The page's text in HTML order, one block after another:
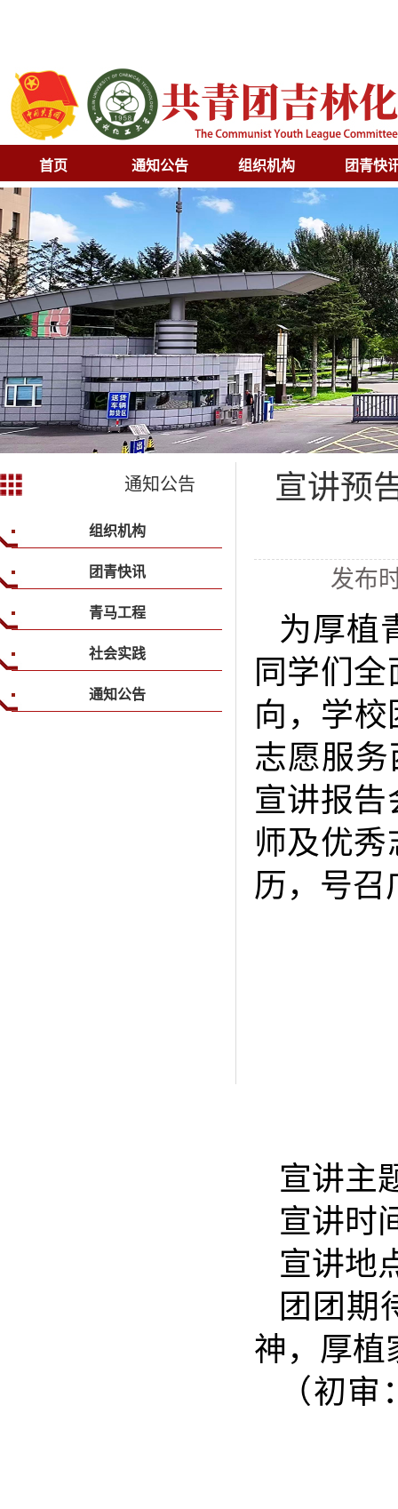
首页 通知公告 组织机构 团青快
通知公告
组织机构
团青快讯
青马工程
社会实践
通知公告
宣讲预
发布
为厚植
同学们
向，学校
志愿服务
宣讲报
师及优
历，号召
宣讲主
宣讲时
宣讲地
团团期
神，厚植
（初